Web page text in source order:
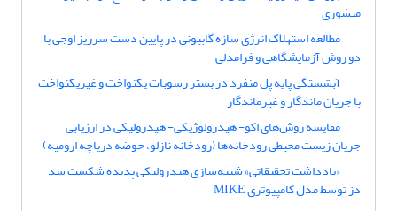
منشوری
مطالعه استهلاک انرژی سازه گابیونی در پایین دست سرریز اوجی با
دو روش آزمایشگاهی و فرامدلی
آبشستگی پایه پل منفرد در بستر رسوبات یکنواخت و غیریکنواخت
با جریان ماندگار و غیرماندگار
مقایسه روش‌های اکو- هیدرولوژیکی- هیدرولیکی در ارزیابی
جریان زیست محیطی رودخانه‌ها (رودخانه نازلو، حوضه دریاچه ارومیه)
«یادداشت تحقیقاتی» شبیه‌سازی هیدرولیکی پدیده شکست سد
دز توسط مدل کامپیوتری MIKE